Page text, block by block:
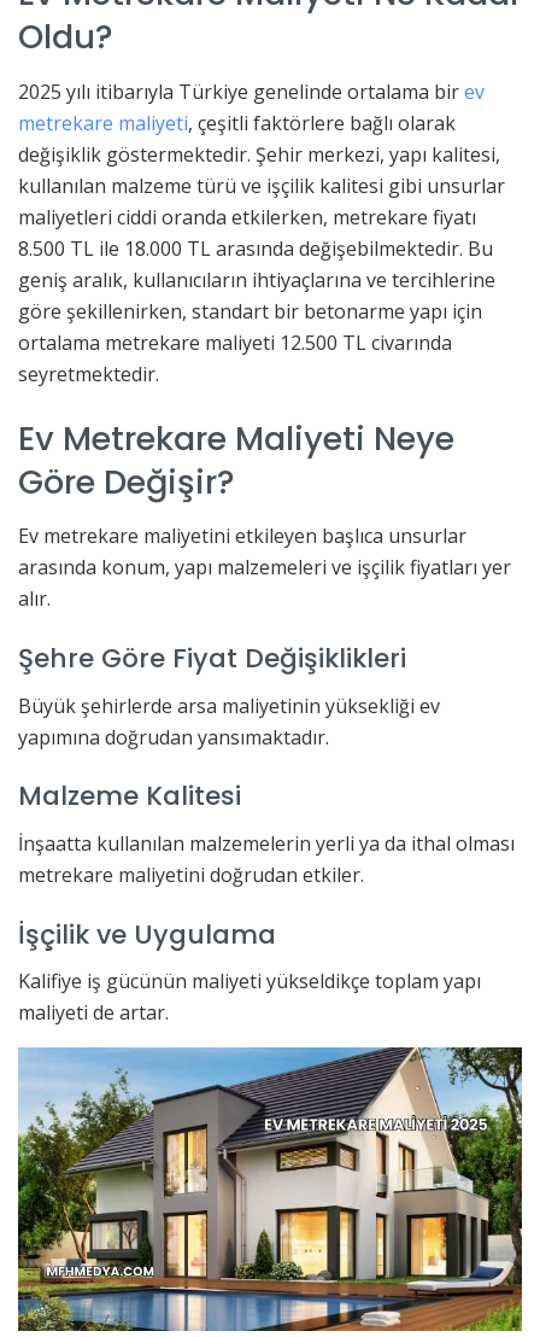
Oldu?
2025 yılı itibarıyla Türkiye genelinde ortalama birev
metrekare maliyeti, çeşitli faktörlere bağlı olarak
değişiklik göstermektedir. Şehir merkezi, yapı kalitesi,
kullanılan malzeme türü ve işçilik kalitesi gibi unsurlar
maliyetleri ciddi oranda etkilerken, metrekare fiyatı
8.500 TL ile 18.000 TL arasında değişebilmektedir. Bu
geniş aralık, kullanıcıların ihtiyaçlarına ve tercihlerine
göre şekillenirken, standart bir betonarme yapı için
ortalama metrekare maliyeti 12.500 TL civarında
seyretmektedir.
Ev Metrekare Maliyeti Neye
Göre Değişir?
Ev metrekare maliyetini etkileyen başlıca unsurlar
arasında konum, yapı malzemeleri ve işçilik fiyatları yer
alır.
Şehre Göre Fiyat Değişiklikleri
Büyük şehirlerde arsa maliyetinin yüksekliği ev
yapımına doğrudan yansımaktadır.
Malzeme Kalitesi
İnşaatta kullanılan malzemelerin yerli ya da ithal olması
metrekare maliyetini doğrudan etkiler.
İşçilik ve Uygulama
Kalifiye iş gücünün maliyeti yükseldikçe toplam yapı
maliyeti de artar.